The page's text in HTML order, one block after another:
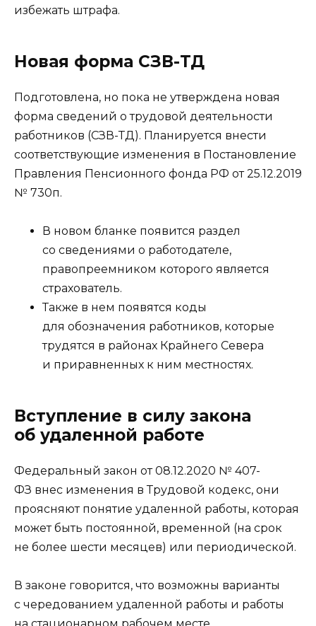
избежать штрафа.
Новая форма СЗВ-ТД
Подготовлена, но пока не утверждена новая
форма сведений о трудовой деятельности
работников (СЗВ-ТД). Планируется внести
соответствующие изменения в Постановление
Правления Пенсионного фонда РФ от 25.12.2019
№ 730п.
В новом бланке появится раздел
со сведениями о работодателе,
правопреемником которого является
страхователь.
Также в нем появятся коды
для обозначения работников, которые
трудятся в районах Крайнего Севера
и приравненных к ним местностях.
Вступление в силу закона
об удаленной работе
Федеральный закон от 08.12.2020 № 407-
ФЗ внес изменения в Трудовой кодекс, они
проясняют понятие удаленной работы, которая
может быть постоянной, временной (на срок
не более шести месяцев) или периодической.
В законе говорится, что возможны варианты
с чередованием удаленной работы и работы